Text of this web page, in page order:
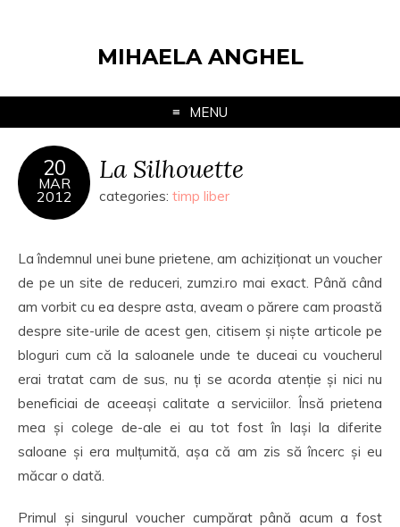
MIHAELA ANGHEL
MENU
20
MAR
2012
La Silhouette
categories: timp liber
La îndemnul unei bune prietene, am achiziționat un voucher
de pe un site de reduceri, zumzi.ro mai exact. Până când
am vorbit cu ea despre asta, aveam o părere cam proastă
despre site-urile de acest gen, citisem și niște articole pe
bloguri cum că la saloanele unde te duceai cu voucherul
erai tratat cam de sus, nu ți se acorda atenție și nici nu
beneficiai de aceeași calitate a serviciilor. Însă prietena
mea și colege de-ale ei au tot fost în Iași la diferite
saloane și era mulțumită, așa că am zis să încerc și eu
măcar o dată.
Primul și singurul voucher cumpărat până acum a fost